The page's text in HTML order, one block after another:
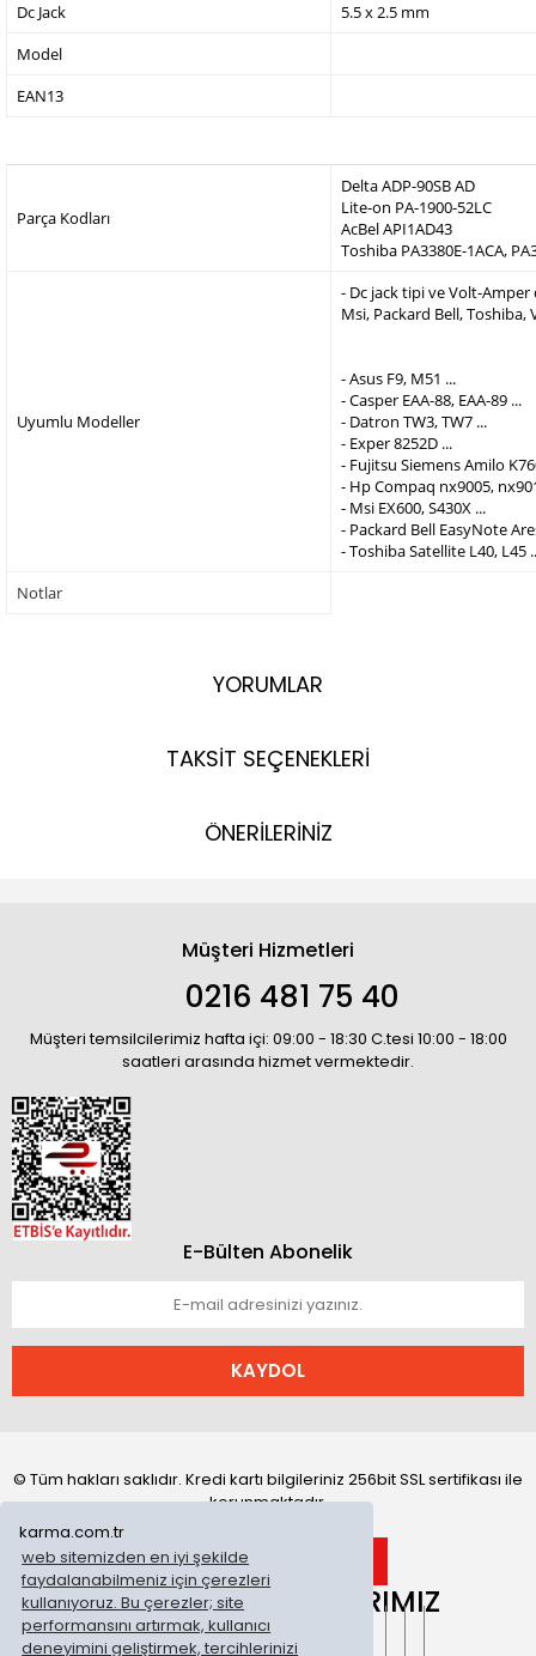
karma.com.tr
web sitemizden en iyi şekilde
faydalanabilmeniz için çerezleri
kullanıyoruz. Bu çerezler; site
performansını artırmak, kullanıcı
deneyimini geliştirmek, tercihlerinizi
Dc Jack
5.5 x 2.5 mm
Model
EAN13
Parça Kodları
Delta ADP-90SB AD
Lite-on PA-1900-52LC
AcBel API1AD43
Toshiba PA3380E-1ACA,
Uyumlu Modeller
- Dc jack tipi ve Volt-
Msi, Packard Bell,
- Asus F9, M51 ...
- Casper EAA-88, EAA-89 ...
- Datron TW3, TW7 ...
- Exper 8252D ...
- Fujitsu Siemens Amilo
- Hp Compaq nx9005,
- Msi EX600, S430X ...
- Packard Bell EasyNote
- Toshiba Satellite L40, L45
Notlar
YORUMLAR
TAKSİT SEÇENEKLERİ
ÖNERİLERİNİZ
Müşteri Hizmetleri
0216 481 75 40
Müşteri temsilcilerimiz hafta içi: 09:00 - 18:30 C.tesi 10:00 - 18:00
saatleri arasında hizmet vermektedir.
E-Bülten Abonelik
KAYDOL
© Tüm hakları saklıdır. Kredi kartı bilgileriniz 256bit SSL sertifikası ile
korunmaktadır.
ONLİNE MAĞAZALARIMIZ